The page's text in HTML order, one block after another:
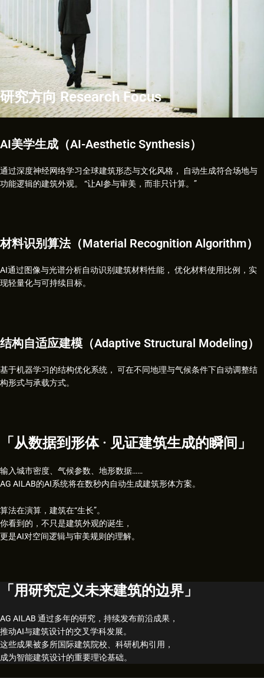
研究方向 Research Focus
AI美学生成（AI-Aesthetic Synthesis）
通过深度神经网络学习全球建筑形态与文化风格， 自动生成符合场地与
功能逻辑的建筑外观。 “让AI参与审美，而非只计算。”
材料识别算法（Material Recognition Algorithm）
AI通过图像与光谱分析自动识别建筑材料性能， 优化材料使用比例，实
现轻量化与可持续目标。
结构自适应建模（Adaptive Structural Modeling）
基于机器学习的结构优化系统， 可在不同地理与气候条件下自动调整结
构形式与承载方式。
「从数据到形体 · 见证建筑生成的瞬间」
输入城市密度、气候参数、地形数据……
AG AILAB的AI系统将在数秒内自动生成建筑形体方案。
算法在演算，建筑在“生长”。
你看到的，不只是建筑外观的诞生，
更是AI对空间逻辑与审美规则的理解。
「用研究定义未来建筑的边界」
AG AILAB 通过多年的研究，持续发布前沿成果，
推动AI与建筑设计的交叉学科发展。
这些成果被多所国际建筑院校、科研机构引用，
成为智能建筑设计的重要理论基础。